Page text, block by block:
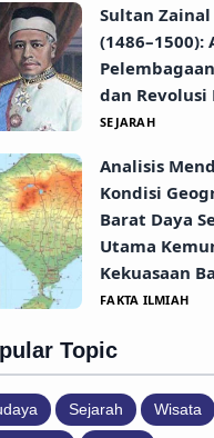
Sultan
(1486–1500):
dan
SEJARAH
Analisis
Kondisi
Barat Daya
Utama
Kekuasaan
FAKTA ILMIAH
Topic
Sejarah Wisata